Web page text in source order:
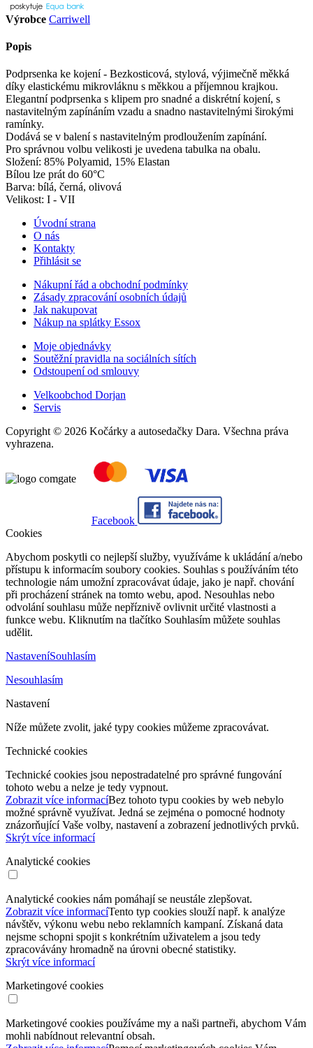
Výrobce Carriwell
Popis
Podprsenka ke kojení - Bezkosticová, stylová, výjimečně měkká
díky elastickému mikrovláknu s měkkou a příjemnou krajkou.
Elegantní podprsenka s klipem pro snadné a diskrétní kojení, s
nastavitelným zapínáním vzadu a snadno nastavitelnými širokými
ramínky.
Dodává se v balení s nastavitelným prodloužením zapínání.
Pro správnou volbu velikosti je uvedena tabulka na obalu.
Složení: 85% Polyamid, 15% Elastan
Bílou lze prát do 60°C
Barva: bílá, černá, olivová
Velikost: I - VII
Úvodní strana
O nás
Kontakty
Přihlásit se
Nákupní řád a obchodní podmínky
Zásady zpracování osobních údajů
Jak nakupovat
Nákup na splátky Essox
Moje objednávky
Soutěžní pravidla na sociálních sítích
Odstoupení od smlouvy
Velkoobchod Dorjan
Servis
Copyright © 2026 Kočárky a autosedačky Dara. Všechna práva
vyhrazena.
Facebook
Cookies
Abychom poskytli co nejlepší služby, využíváme k ukládání a/nebo
přístupu k informacím soubory cookies. Souhlas s používáním této
technologie nám umožní zpracovávat údaje, jako je např. chování
při procházení stránek na tomto webu, apod. Nesouhlas nebo
odvolání souhlasu může nepříznivě ovlivnit určité vlastnosti a
funkce webu. Kliknutím na tlačítko Souhlasím můžete souhlas
udělit.
NastaveníSouhlasím
Nesouhlasím
Nastavení
Níže můžete zvolit, jaké typy cookies můžeme zpracovávat.
Technické cookies
Technické cookies jsou nepostradatelné pro správné fungování
tohoto webu a nelze je tedy vypnout.
Zobrazit více informacíBez tohoto typu cookies by web nebylo
možné správně využívat. Jedná se zejména o pomocné hodnoty
znázorňující Vaše volby, nastavení a zobrazení jednotlivých prvků.
Skrýt více informací
Analytické cookies
Analytické cookies nám pomáhají se neustále zlepšovat.
Zobrazit více informacíTento typ cookies slouží např. k analýze
návštěv, výkonu webu nebo reklamních kampaní. Získaná data
nejsme schopni spojit s konkrétním uživatelem a jsou tedy
zpracovávány hromadně na úrovni obecné statistiky.
Skrýt více informací
Marketingové cookies
Marketingové cookies používáme my a naši partneři, abychom Vám
mohli nabídnout relevantní obsah.